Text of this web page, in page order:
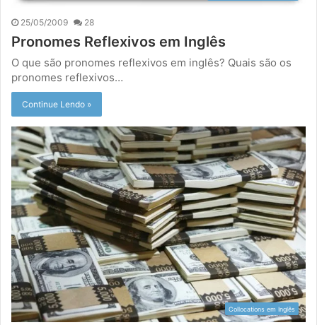
25/05/2009 28
Pronomes Reflexivos em Inglês
O que são pronomes reflexivos em inglês? Quais são os
pronomes reflexivos…
Continue Lendo »
Collocations em Inglês